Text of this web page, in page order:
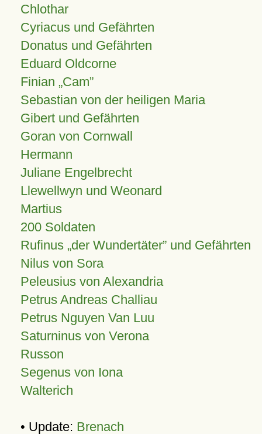
Chlothar
Cyriacus und Gefährten
Donatus und Gefährten
Eduard Oldcorne
Finian Cam
Sebastian von der heiligen Maria
Gibert und Gefährten
Goran von Cornwall
Hermann
Juliane Engelbrecht
Llewellwyn und Weonard
Martius
200 Soldaten
Rufinus „der Wundertäter” und Gefährten
Nilus von Sora
Peleusius von Alexandria
Petrus Andreas Challiau
Petrus Nguyen Van Luu
Saturninus von Verona
Russon
Segenus von Iona
Walterich
• Update: Brenach